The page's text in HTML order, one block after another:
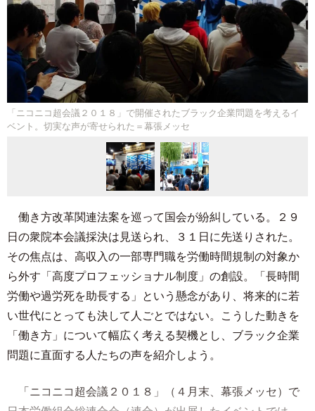
「ニコニコ超会議２０１８」で開催されたブラック企業問題を考えるイ
ベント。切実な声が寄せられた＝幕張メッセ
働き方改革関連法案を巡って国会が紛糾している。２９
日の衆院本会議採決は見送られ、３１日に先送りされた。
その焦点は、高収入の一部専門職を労働時間規制の対象か
ら外す「高度プロフェッショナル制度」の創設。「長時間
労働や過労死を助長する」という懸念があり、将来的に若
い世代にとっても決して人ごとではない。こうした動きを
「働き方」について幅広く考える契機とし、ブラック企業
問題に直面する人たちの声を紹介しよう。
「ニコニコ超会議２０１８」（４月末、幕張メッセ）で